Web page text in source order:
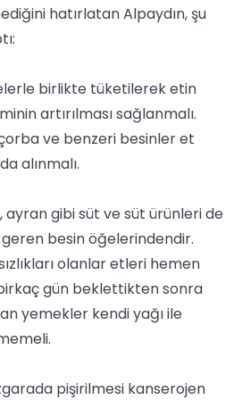
hatırlatan Alpaydın, şu
birlikte tüketilerek etin
artırılması sağlanmalı.
ve benzeri besinler et
alınmalı.
ayran gibi süt ve süt ürünleri de
besin öğelerindendir.
olanlar etleri hemen
gün beklettikten sonra
yemekler kendi yağı ile
pişirilmesi kanserojen